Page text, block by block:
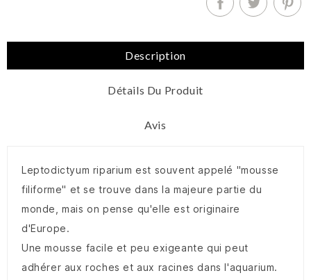
Description
Détails Du Produit
Avis
Leptodictyum riparium est souvent appelé "mousse
filiforme" et se trouve dans la majeure partie du
monde, mais on pense qu'elle est originaire
d'Europe.
Une mousse facile et peu exigeante qui peut
adhérer aux roches et aux racines dans l'aquarium.